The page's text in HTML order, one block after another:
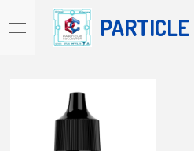
direct
PARTICLE